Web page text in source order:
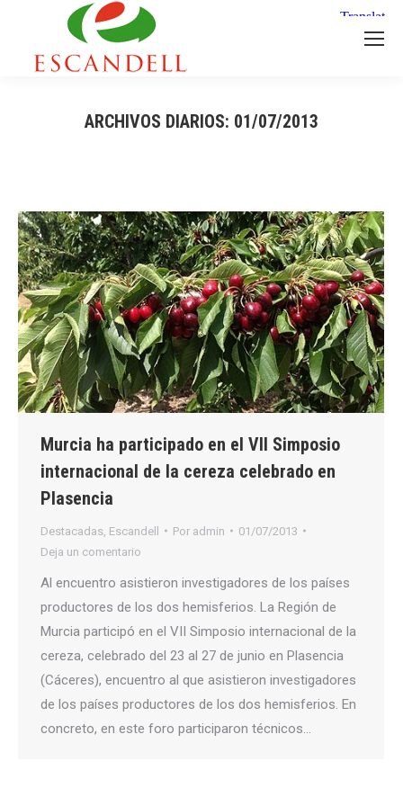
ARCHIVOS DIARIOS: 01/07/2013
Murcia ha participado en el VII Simposio
internacional de la cereza celebrado en
Plasencia
Destacadas Escandell Por admin
01/07/2013
Deja un comentario
Al encuentro asistieron investigadores de los países
productores de los dos hemisferios. La Región de
Murcia participó en el VII Simposio internacional de la
cereza, celebrado del 23 al 27 de junio en Plasencia
(Cáceres), encuentro al que asistieron investigadores
de los países productores de los dos hemisferios. En
concreto, en este foro participaron técnicos…